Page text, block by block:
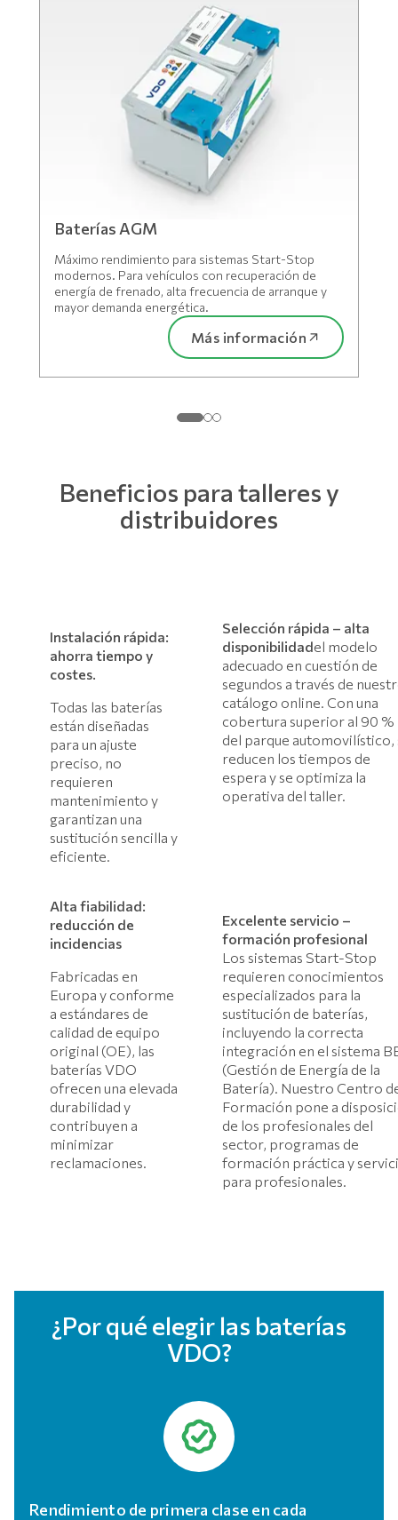
Baterías AGM
Máximo rendimiento para sistemas Start-Stop
modernos. Para vehículos con recuperación de
energía de frenado, alta frecuencia de arranque y
mayor demanda energética.
Más información
Beneficios para talleres y
distribuidores
Instalación rápida:
ahorra tiempo y
costes.
Todas las baterías
están diseñadas
para un ajuste
preciso, no
requieren
mantenimiento y
garantizan una
sustitución sencilla y
eficiente.
Selección rápida – alta
disponibilidadel modelo
adecuado en cuestión de
segundos a través de
catálogo online. Con una
cobertura superior al 90 %
del parque automovilístico,
reducen los tiempos de
espera y se optimiza la
operativa del taller.
Alta fiabilidad:
reducción de
incidencias
Fabricadas en
Europa y conforme
a estándares de
calidad de equipo
original (OE), las
baterías VDO
ofrecen una elevada
durabilidad y
contribuyen a
minimizar
reclamaciones.
Excelente servicio –
formación profesional
Los sistemas Start-Stop
requieren conocimientos
especializados para la
sustitución de baterías,
incluyendo la correcta
integración en el sistema
(Gestión de Energía de la
Batería). Nuestro Centro
Formación pone a
de los profesionales del
sector, programas de
formación práctica y
para profesionales.
¿Por qué elegir las baterías
VDO?
Rendimiento de primera clase en cada